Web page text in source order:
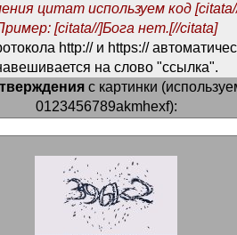
цитат используем код
[citata//]Бога нет.[//citata]
http:// и https://
на слово "ссылка".
с картинки
0123456789akmhexf):